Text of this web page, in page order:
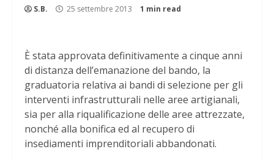
S.B. 25 settembre 2013 1 min read
È stata approvata definitivamente a cinque anni
di distanza dell’emanazione del bando, la
graduatoria relativa ai bandi di selezione per gli
interventi infrastrutturali nelle aree artigianali,
sia per alla riqualificazione delle aree attrezzate,
nonché alla bonifica ed al recupero di
insediamenti imprenditoriali abbandonati.